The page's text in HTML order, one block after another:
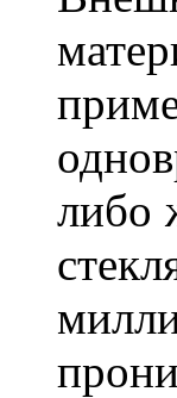
либо